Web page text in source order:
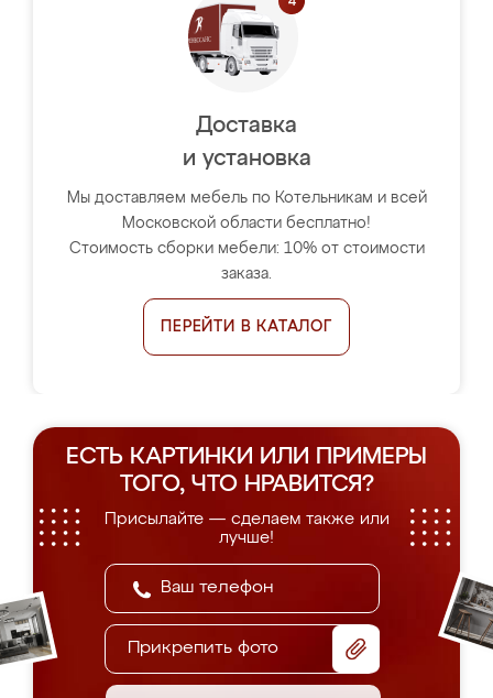
Доставка
и установка
Мы доставляем мебель по Котельникам и всей
Московской области бесплатно!
Стоимость сборки мебели: 10% от стоимости
заказа.
ПЕРЕЙТИ В КАТАЛОГ
ЕСТЬ КАРТИНКИ ИЛИ ПРИМЕРЫ
ТОГО, ЧТО НРАВИТСЯ?
Присылайте — сделаем также или
лучше!
Прикрепить фото